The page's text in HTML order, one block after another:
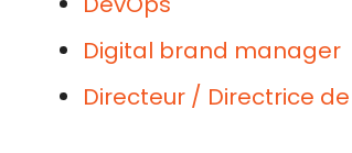
Digital brand manager
Directeur / Directrice